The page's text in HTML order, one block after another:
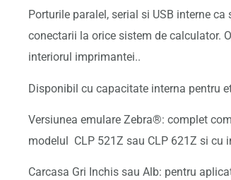
Porturile paralel, serial si USB interne
conectarii la orice sistem de calculator.
interiorul imprimantei..
Disponibil cu capacitate interna pentru
Versiunea emulare Zebra®: complet
modelul CLP 521Z sau CLP 621Z si cu
Carcasa Gri Inchis sau Alb: pentru